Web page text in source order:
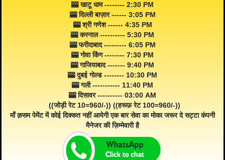
🎰 खाटू धाम -------- 2:30 PM
🎰 दिल्ली बाज़ार ------ 3:05 PM
🎰 श्री गणेश ------ 4:35 PM
🎰 करनाल ---------- 5:30 PM
🎰 फरीदाबाद --------- 6:05 PM
🎰 गोवा किंग -------- 7:30 PM
🎰 गाजियाबाद ------- 9:40 PM
🎰 दुबई गोल्ड -------- 10:30 PM
🎰 गली ----------- 11:40 PM
🎰 दिसावर ---------- 03:00 AM
((जोड़ी रेट 10=960/-)) ((हरूफ़ रेट 100=960/-))
माँ क़सम पेमेंट में कोई दिक्कत नहीं आयेगी एक बार सेवा का मोका जरूर दे सट्टा कंपनी
मैनेजर की ज़िम्मेवारी है